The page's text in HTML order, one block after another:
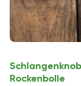
Rockenbolle